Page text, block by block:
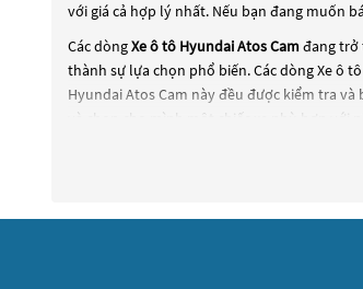
với giá cả hợp lý nhất. Nếu bạn đang muốn
Các dòngXe ô tô Hyundai Atos Camđang trở
thành sự lựa chọn phổ biến. Các dòngXe ô
Hyundai Atos Cam này đều được kiểm tra
và chọn cho mình một chiếc xe phù hợp với